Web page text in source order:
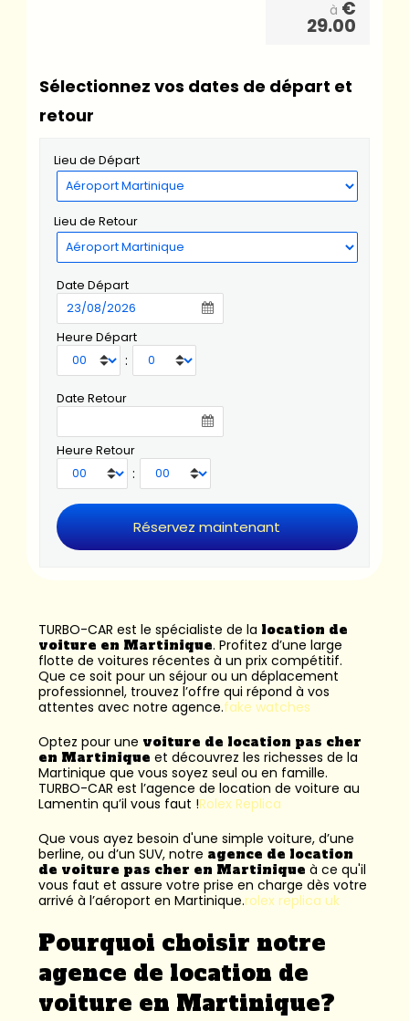
à €
29.00
Sélectionnez vos dates de départ et
retour
Lieu de Départ
Lieu de Retour
Date Départ
Heure Départ
:
Date Retour
Heure Retour
:
TURBO-CAR est le spécialiste de la location de
voiture en Martinique. Profitez d’une large
flotte de voitures récentes à un prix compétitif.
Que ce soit pour un séjour ou un déplacement
professionnel, trouvez l’offre qui répond à vos
attentes avec notre agence.fake watches
Optez pour une voiture de location pas cher
en Martinique et découvrez les richesses de la
Martinique que vous soyez seul ou en famille.
TURBO-CAR est l’agence de location de voiture au
Lamentin qu’il vous faut !Rolex Replica
Que vous ayez besoin d'une simple voiture, d’une
berline, ou d’un SUV, notre agence de location
de voiture pas cher en Martinique à ce qu'il
vous faut et assure votre prise en charge dès votre
arrivé à l’aéroport en Martinique.rolex replica uk
Pourquoi choisir notre
agence de location de
voiture en Martinique?